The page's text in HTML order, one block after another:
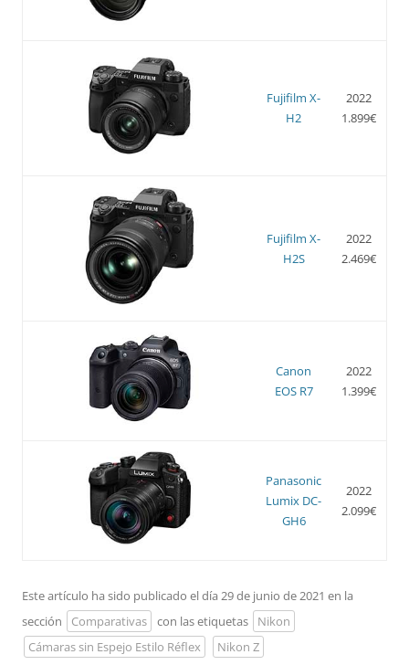
Fujifilm X-
H2
2022
1.899€
Fujifilm X-
H2S
2022
2.469€
Canon
EOS R7
2022
1.399€
Panasonic
Lumix DC-
GH6
2022
2.099€
Este artículo ha sido publicado el día 29 de junio de 2021 en la
sección
Comparativas con las etiquetas
Nikon
Cámaras sin Espejo Estilo Réflex
Nikon Z